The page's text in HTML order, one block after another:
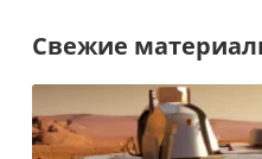
Свежие